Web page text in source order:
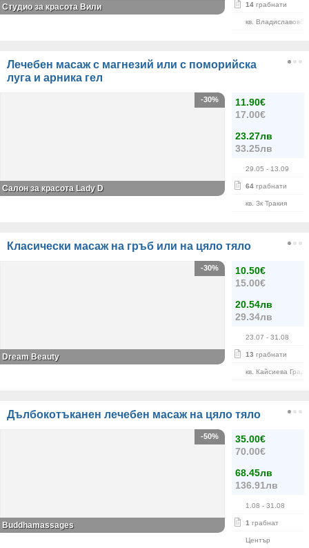
14 грабнати
кв. Владиславово
Студио за красота Вили
Лечебен масаж с магнезий или с поморийска
луга и арника гел
11.90€
17.00€
23.27лв
33.25лв
29.05 - 13.09
64 грабнати
кв. Зк Тракия
-30%
Салон за красота Lady D
Класически масаж на гръб или на цяло тяло
10.50€
15.00€
20.54лв
29.34лв
23.07 - 31.08
13 грабнати
кв. Кайсиева
-30%
Dream Beauty
Дълбокотъканен лечебен масаж на цяло тяло
35.00€
70.00€
68.45лв
136.91лв
1.08 - 31.08
1 грабнат
Център
-50%
Buddhamassages